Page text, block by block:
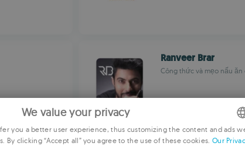
Ranveer Brar
Công thức và mẹo nấu ăn
ENGLISH
We value your privacy
you a better user experience, thus customizing the content and ads
By clicking “Accept all” you agree to the use of these cookies. Our